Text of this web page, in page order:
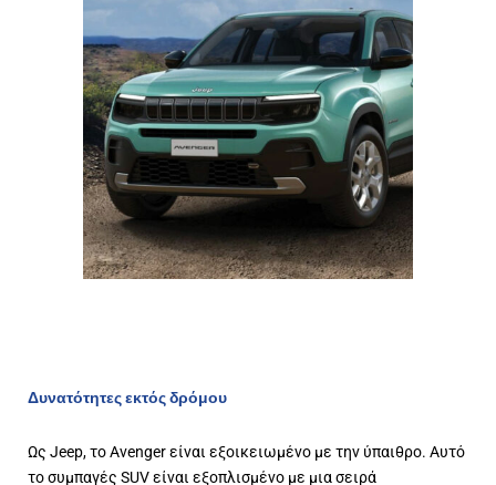
Δυνατότητες εκτός δρόμου
Ως Jeep, το Avenger είναι εξοικειωμένο με την ύπαιθρο. Αυτό
το συμπαγές SUV είναι εξοπλισμένο με μια σειρά